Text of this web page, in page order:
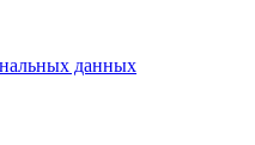
данных